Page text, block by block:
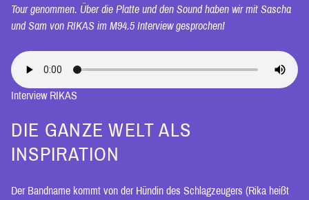
Tour genommen. Über die Platte und den Sound haben wir mit Sascha
und Sam von RIKAS im M94.5 Interview gesprochen!
Interview RIKAS
DIE GANZE WELT ALS
INSPIRATION
Der Bandname kommt von der Hündin des Schlagzeugers (Rika heißt